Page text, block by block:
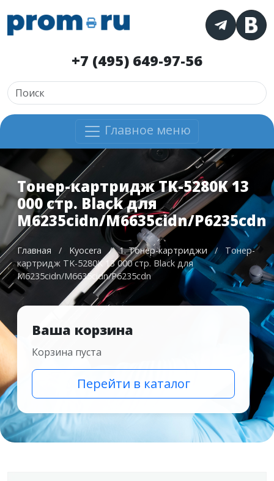
+7 (495) 649-97-56
Главное меню
Тонер-картридж TK-5280K 13
000 стр. Black для
M6235cidn/M6635cidn/P6235cdn
Главная / Kyocera / 1. Тонер-картриджи /
Тонер-
картридж TK-5280K 13 000 стр. Black для
M6235cidn/M6635cidn/P6235cdn
Ваша корзина
Корзина пуста
Перейти в каталог